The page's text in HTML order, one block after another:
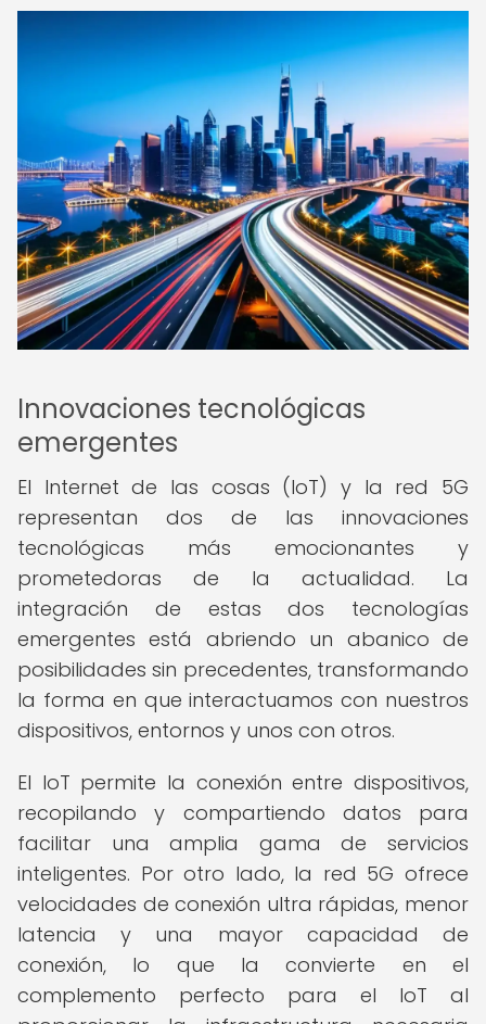
Innovaciones tecnológicas
emergentes
El Internet de las cosas (IoT) y la red 5G
representan dos de las innovaciones
tecnológicas más emocionantes y
prometedoras de la actualidad. La
integración de estas dos tecnologías
emergentes está abriendo un abanico de
posibilidades sin precedentes, transformando
la forma en que interactuamos con nuestros
dispositivos, entornos y unos con otros.
El IoT permite la conexión entre dispositivos,
recopilando y compartiendo datos para
facilitar una amplia gama de servicios
inteligentes. Por otro lado, la red 5G ofrece
velocidades de conexión ultra rápidas, menor
latencia y una mayor capacidad de
conexión, lo que la convierte en el
complemento perfecto para el IoT al